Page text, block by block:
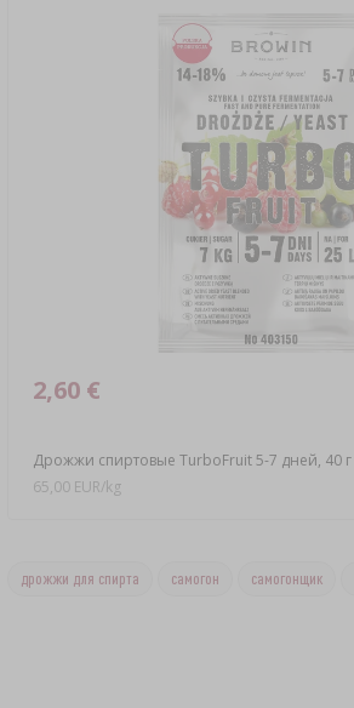
Дрожжи спиртовые TurboFruit 5-7 дней, 40 г
2,60 €
65,00 EUR/kg
дрожжи для спирта самогон самогонщик